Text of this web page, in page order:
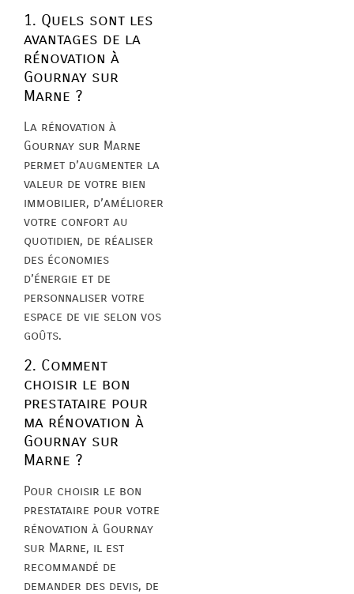
1. Quels sont les
avantages de la
rénovation à
Gournay sur
Marne ?
La rénovation à
Gournay sur Marne
permet d’augmenter la
valeur de votre bien
immobilier, d’améliorer
votre confort au
quotidien, de réaliser
des économies
d’énergie et de
personnaliser votre
espace de vie selon vos
goûts.
2. Comment
choisir le bon
prestataire pour
ma rénovation à
Gournay sur
Marne ?
Pour choisir le bon
prestataire pour votre
rénovation à Gournay
sur Marne, il est
recommandé de
demander des devis, de